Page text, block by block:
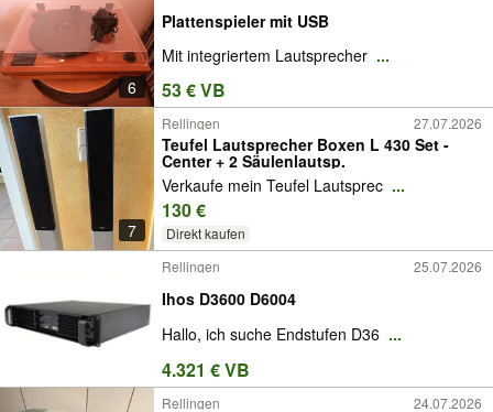
6
Plattenspieler mit USB
Mit integriertem Lautsprecher ...
53 € VB
7
Rellingen 27.07.2026
Teufel Lautsprecher Boxen L 430 Set -
Center + 2 Säulenlautsp.
Verkaufe mein Teufel Lautsprec ...
130 €
Direkt kaufen
Rellingen
25.07.2026
Ihos D3600 D6004
Hallo, ich suche Endstufen D36 ...
4.321 € VB
Rellingen 24.07.2026